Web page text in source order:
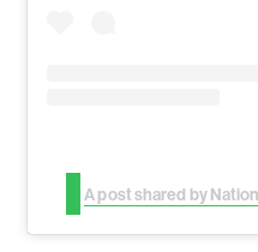
A post shared by